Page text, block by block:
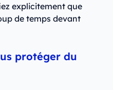
explicitement que
de temps devant
protéger du